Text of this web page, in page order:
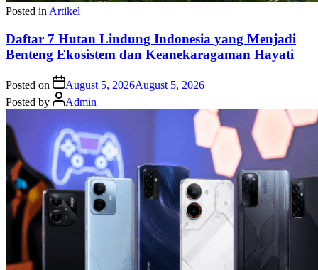
Posted in Artikel
Daftar 7 Hutan Lindung Indonesia yang Menjadi
Benteng Ekosistem dan Keanekaragaman Hayati
Posted on August 5, 2026August 5, 2026
Posted by
Admin